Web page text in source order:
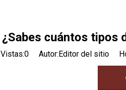
¿Sabes cuántos tipos
Vistas:0Autor:Editor del sitio